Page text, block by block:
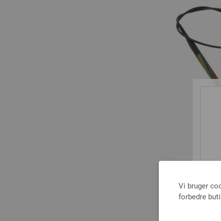
Vi bruger
forbedre